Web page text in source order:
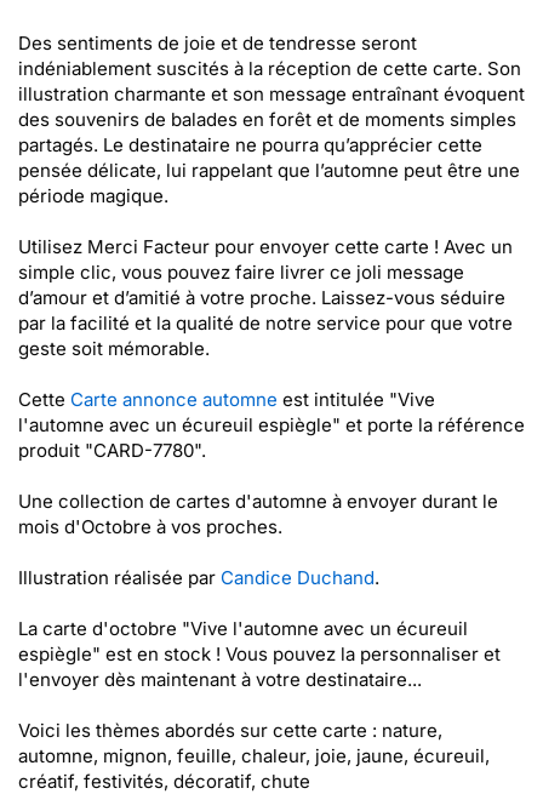
Des sentiments de joie et de tendresse seront
indéniablement suscités à la réception de cette carte. Son
illustration charmante et son message entraînant évoquent
des souvenirs de balades en forêt et de moments simples
partagés. Le destinataire ne pourra qu’apprécier cette
pensée délicate, lui rappelant que l’automne peut être une
période magique.
Utilisez Merci Facteur pour envoyer cette carte ! Avec un
simple clic, vous pouvez faire livrer ce joli message
d’amour et d’amitié à votre proche. Laissez-vous séduire
par la facilité et la qualité de notre service pour que votre
geste soit mémorable.
Cette Carte annonce automne est intitulée "Vive
l'automne avec un écureuil espiègle" et porte la référence
produit "CARD-7780".
Une collection de cartes d'automne à envoyer durant le
mois d'Octobre à vos proches.
Illustration réalisée par Candice Duchand.
La carte d'octobre "Vive l'automne avec un écureuil
espiègle" est en stock ! Vous pouvez la personnaliser et
l'envoyer dès maintenant à votre destinataire...
Voici les thèmes abordés sur cette carte : nature,
automne, mignon, feuille, chaleur, joie, jaune, écureuil,
créatif, festivités, décoratif, chute